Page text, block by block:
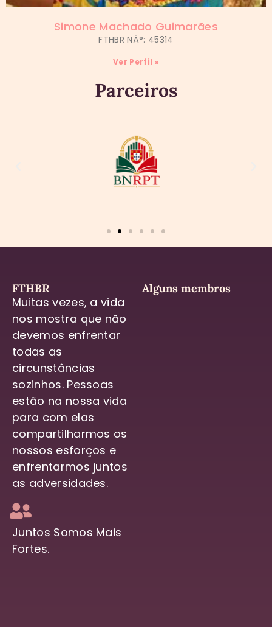
Simone Machado Guimarães
FTHBR NÂ°: 45314
Ver Perfil »
Parceiros
FTHBR
Muitas vezes, a vida
nos mostra que não
devemos enfrentar
todas as
circunstâncias
sozinhos. Pessoas
estão na nossa vida
para com elas
compartilharmos os
nossos esforços e
enfrentarmos juntos
as adversidades.
Juntos Somos Mais
Fortes.
Alguns membros